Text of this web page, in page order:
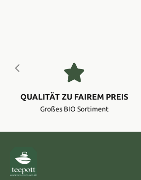
QUALITÄT ZU FAIREM PREIS
Großes BIO Sortiment